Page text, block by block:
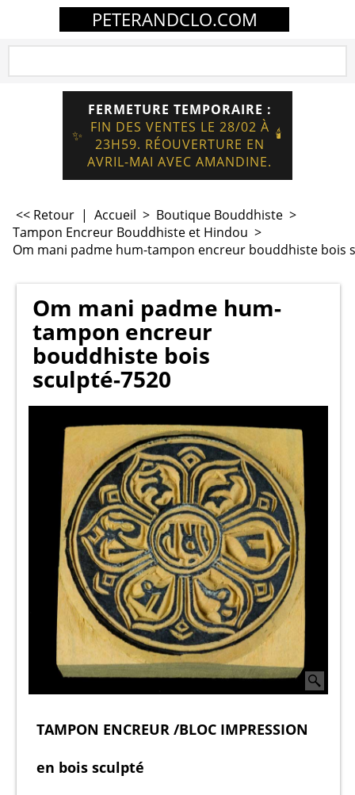
PETERANDCLO.COM
✨
FERMETURE TEMPORAIRE :
FIN DES VENTES LE 28/02 À
23H59. RÉOUVERTURE EN
AVRIL-MAI AVEC AMANDINE.
🕯️
<< Retour | Accueil > Boutique Bouddhiste >
Tampon Encreur Bouddhiste et Hindou >
Om mani padme hum-tampon encreur bouddhiste bois
Om mani padme hum-
tampon encreur
bouddhiste bois
sculpté-7520
TAMPON ENCREUR /BLOC IMPRESSION
en bois sculpté